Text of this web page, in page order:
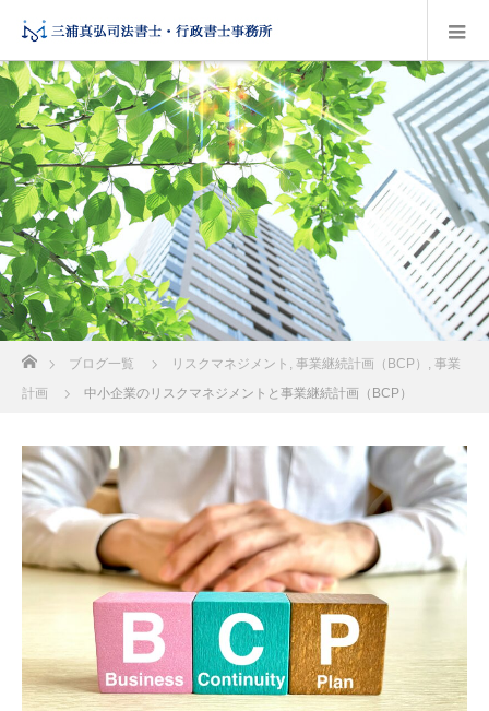
ブログ一覧 リスクマネジメント , 事業継続計画（BCP） , 事業
計画
中小企業のリスクマネジメントと事業継続計画（BCP）